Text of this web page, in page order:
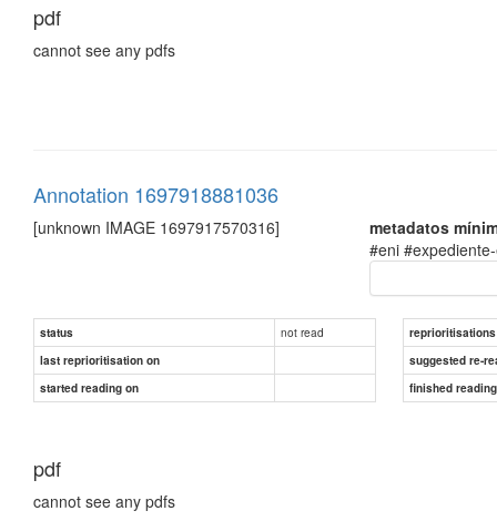
pdf
cannot see any pdfs
Annotation 1697918881036
[unknown IMAGE 1697917570316]
metadatos
#eni
status not read
reprioritisations
last reprioritisation on
suggested re-
started reading on
finished
pdf
cannot see any pdfs